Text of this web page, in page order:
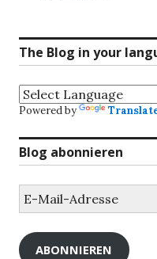
The Blog in your
Powered by
Blog abonnieren
Mail-
ABONNIEREN